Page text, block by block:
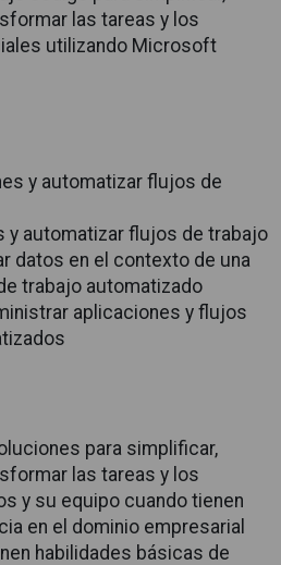
las tareas y los
utilizando Microsoft
y automatizar flujos de
y automatizar flujos de trabajo
datos en el contexto de una
trabajo automatizado
aplicaciones y flujos
para simplificar,
las tareas y los
y su equipo cuando tienen
en el dominio empresarial
habilidades básicas de